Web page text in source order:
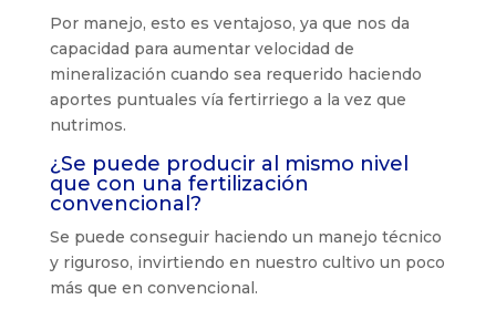
Por manejo, esto es ventajoso, ya que nos da
capacidad para aumentar velocidad de
mineralización cuando sea requerido haciendo
aportes puntuales vía fertirriego a la vez que
nutrimos.
¿Se puede producir al mismo nivel
que con una fertilización
convencional?
Se puede conseguir haciendo un manejo técnico
y riguroso, invirtiendo en nuestro cultivo un poco
más que en convencional.